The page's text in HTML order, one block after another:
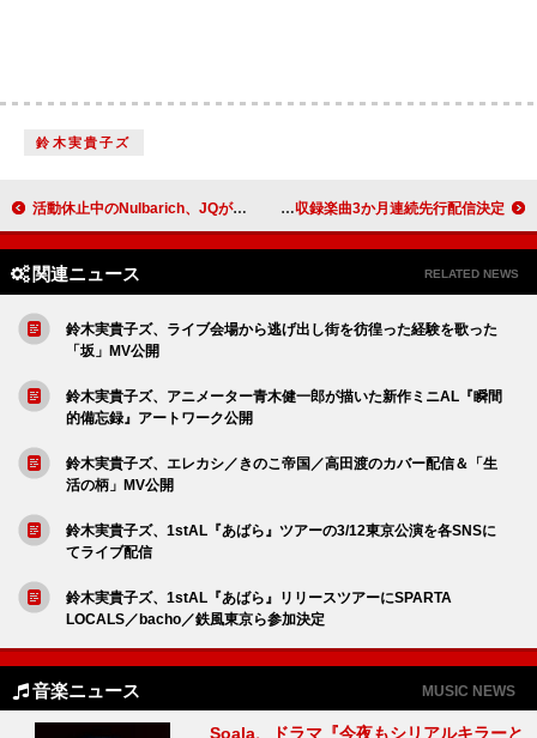
鈴木実貴子ズ
活動休止中のNulbarich、JQが登壇する一夜限りの上映会イベント開催決定 KIRINJI、ニューALリリース＆収録楽曲3か月連続先行配信決定
関連ニュース RELATED NEWS
鈴木実貴子ズ、ライブ会場から逃げ出し街を彷徨った経験を歌った
「坂」MV公開
鈴木実貴子ズ、アニメーター青木健一郎が描いた新作ミニAL『瞬間
的備忘録』アートワーク公開
鈴木実貴子ズ、エレカシ／きのこ帝国／高田渡のカバー配信＆「生
活の柄」MV公開
鈴木実貴子ズ、1stAL『あばら』ツアーの3/12東京公演を各SNSに
てライブ配信
鈴木実貴子ズ、1stAL『あばら』リリースツアーにSPARTA
LOCALS／bacho／鉄風東京ら参加決定
音楽ニュース MUSIC NEWS
Soala、ドラマ『今夜もシリアルキラーと